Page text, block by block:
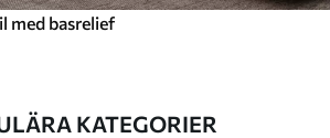
med basrelief
KATEGORIER